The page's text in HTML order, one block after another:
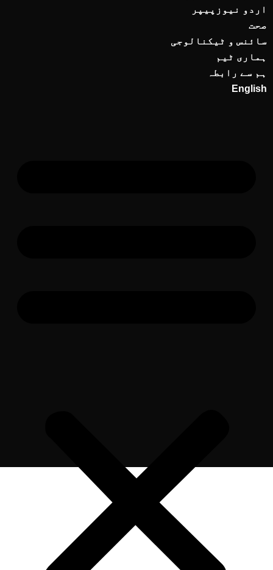
اردو نیوزپیپر
صحت
سائنس و ٹیکنالوجی
ہماری ٹیم
ہم سے رابطہ
English